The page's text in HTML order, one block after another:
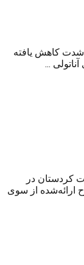
کاهش یافته
...
کردستان در
ارائه‌شده از سوی